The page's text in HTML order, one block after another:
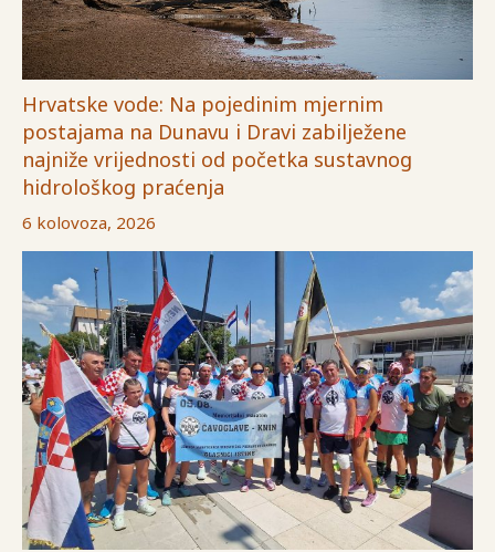
Hrvatske vode: Na pojedinim mjernim
postajama na Dunavu i Dravi zabilježene
najniže vrijednosti od početka sustavnog
hidrološkog praćenja
6 kolovoza, 2026